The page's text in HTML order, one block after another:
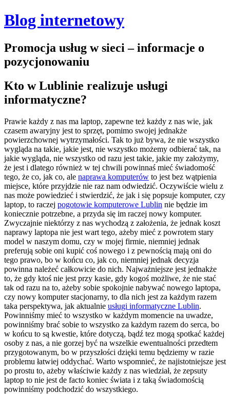
Blog internetowy
Promocja usług w sieci – informacje o
pozycjonowaniu
Kto w Lublinie realizuje usługi
informatyczne?
Prawie każdy z nas ma laptop, zapewne też każdy z nas wie, jak
czasem awaryjny jest to sprzęt, pomimo swojej jednakże
powierzchownej wytrzymałości. Tak to już bywa, że nie wszystko
wygląda na takie, jakie jest, nie wszystko możemy odbierać tak, na
jakie wygląda, nie wszystko od razu jest takie, jakie my założymy,
że jest i dlatego również w tej chwili powinnaś mieć świadomość
tego, że co, jak co, ale naprawa komputerów to jest bez wątpienia
miejsce, które przyjdzie nie raz nam odwiedzić. Oczywiście wielu z
nas może powiedzieć i stwierdzić, że jak i się popsuje komputer, czy
laptop, to raczej pogotowie komputerowe Lublin nie będzie im
koniecznie potrzebne, a przyda się im raczej nowy komputer.
Zwyczajnie niektórzy z nas wychodzą z założenia, że jednak koszt
naprawy laptopa nie jest wart tego, ażeby mieć z powrotem stary
model w naszym domu, czy w mojej firmie, niemniej jednak
preferują sobie oni kupić coś nowego i z pewnością mają oni do
tego prawo, bo w końcu co, jak co, niemniej jednak decyzja
powinna należeć całkowicie do nich. Najważniejsze jest jednakże
to, że gdy ktoś nie jest przy kasie, gdy kogoś możliwe, że nie stać
tak od razu na to, ażeby sobie spokojnie nabywać nowego laptopa,
czy nowy komputer stacjonarny, to dla nich jest za każdym razem
taka perspektywa, jak aktualnie usługi informatyczne Lublin.
Powinniśmy mieć to wszystko w każdym momencie na uwadze,
powinniśmy brać sobie to wszystko za każdym razem do serca, bo
w końcu to są kwestie, które dotyczą, bądź tez mogą spotkać każdej
osoby z nas, a nie gorzej być na wszelkie ewentualności przedtem
przygotowanym, bo w przyszłości dzięki temu będziemy w razie
problemu łatwiej oddychać. Warto wspomnieć, że najistotniejsze jest
po prostu to, ażeby właściwie każdy z nas wiedział, że zepsuty
laptop to nie jest de facto koniec świata i z taką świadomością
powinniśmy podchodzić do wszystkiego.